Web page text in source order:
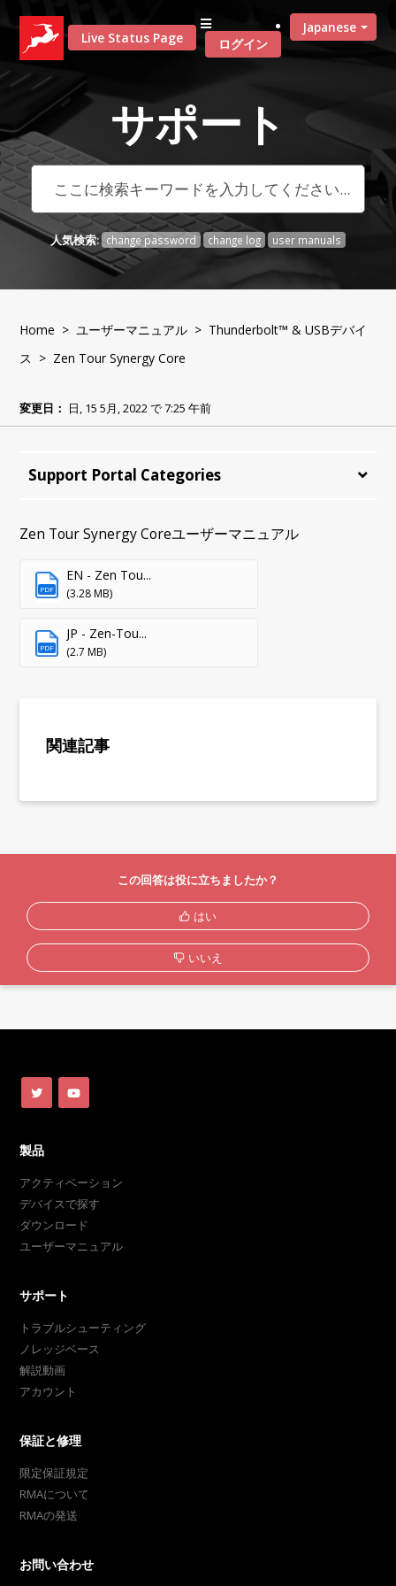
Live Status Page
Japanese
ログイン
サポート
人気検索: change password change log user manuals
Home >ユーザーマニュアル > Thunderbolt™ & USBデバイ
ス > Zen Tour Synergy Core
変更日： 日, 15 5月, 2022 で 7:25 午前
Support Portal Categories
Zen Tour Synergy Coreユーザーマニュアル
PDF
EN - Zen Tou...
(3.28 MB)
PDF
JP - Zen-Tou...
(2.7 MB)
関連記事
この回答は役に立ちましたか？
はい
いいえ
製品
アクティベーション
デバイスで探す
ダウンロード
ユーザーマニュアル
サポート
トラブルシューティング
ノレッジベース
解説動画
アカウント
保証と修理
限定保証規定
RMAについて
RMAの発送
お問い合わせ